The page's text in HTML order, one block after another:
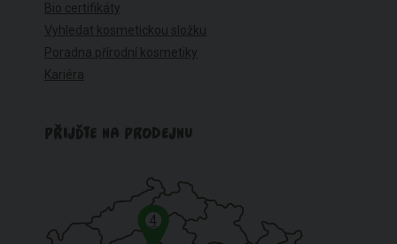
Bio certifikáty
Vyhledat kosmetickou složku
Poradna přírodní kosmetiky
Kariéra
PŘIJĎTE NA PRODEJNU
4